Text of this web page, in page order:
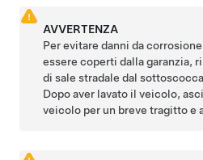
AVVERTENZA
Per evitare danni da
essere coperti dalla garanzia,
di sale stradale dal
Dopo aver lavato il veicolo,
veicolo per un breve tragitto e